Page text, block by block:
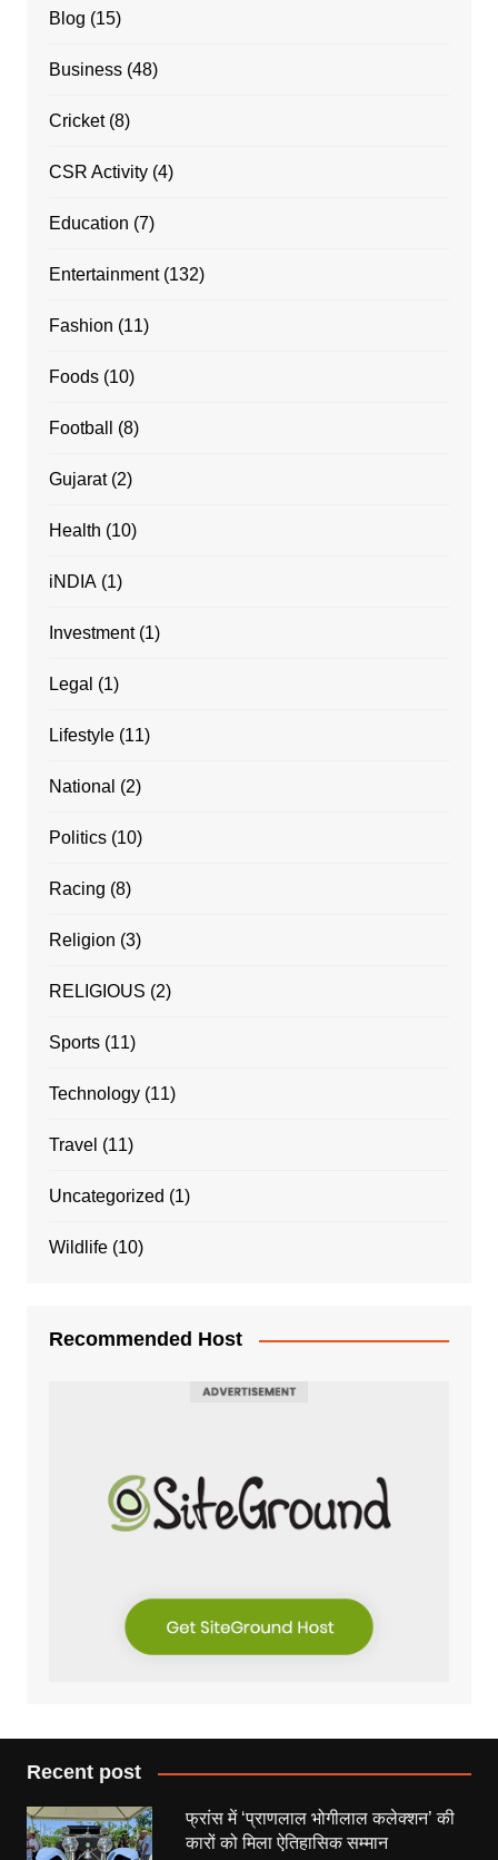
Blog (15)
Business(48)
Cricket(8)
CSR Activity(4)
Education (7)
Entertainment(132)
Fashion (11)
Foods(10)
Football (8)
Gujarat(2)
Health (10)
iNDIA(1)
Investment(1)
Legal (1)
Lifestyle(11)
National (2)
Politics(10)
Racing (8)
Religion (3)
RELIGIOUS (2)
Sports(11)
Technology(11)
Travel (11)
Uncategorized (1)
Wildlife(10)
Recommended Host
Recent post
फ्रांस में ‘प्राणलाल भोगीलाल कलेक्शन’ की
कारों को मिला ऐतिहासिक सम्मान